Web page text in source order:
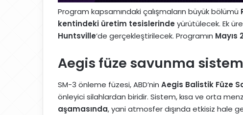
Program kapsamındaki çalışmaların büyük bölümü
kentindeki üretim tesislerindeyürütülecek. Ek
Huntsville’de gerçekleştirilecek. Programın Mayıs
Aegis füze savunma
SM-3 önleme füzesi, ABD’nin Aegis Balistik Füze
önleyici silahlardan biridir. Sistem, kısa ve orta
aşamasında, yani atmosfer dışında etkisiz hale